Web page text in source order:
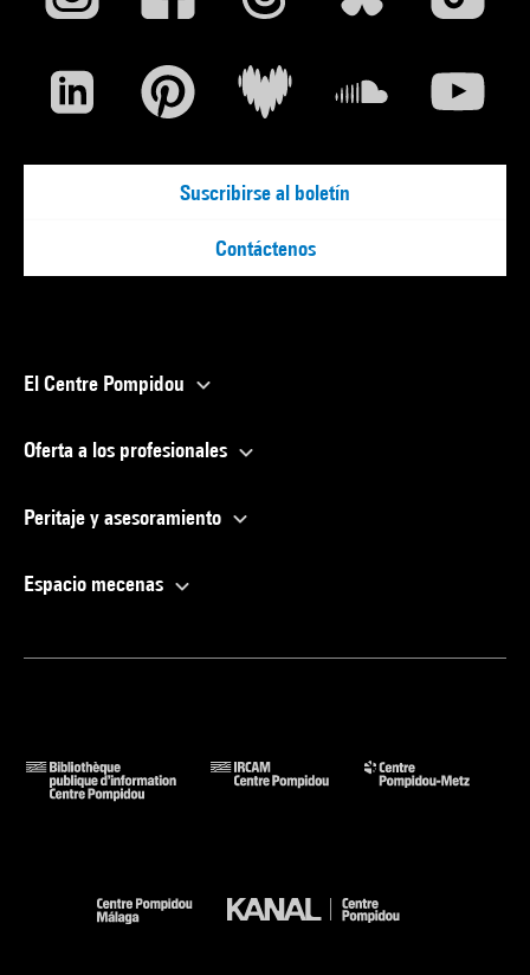
p. 23, 36 et reprod. coul. p. 23 (titré "Coquille-plage",
94-6161-519-0
Voir la notice sur le portail de la Bibliothèque Kandinsky
Suscribirse al boletín
Contáctenos
El Centre Pompidou
Oferta a los profesionales
Peritaje y asesoramiento
Espacio mecenas